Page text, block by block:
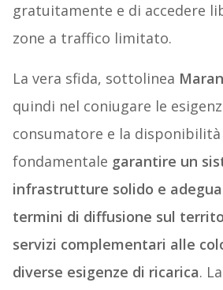
gratuitamente e di accedere
zone a traffico limitato.
La vera sfida, sottolinea
quindi nel coniugare le
consumatore e la
fondamentale garantire un
infrastrutture solido e
termini di diffusione sul
servizi complementari alle
diverse esigenze di ricarica.